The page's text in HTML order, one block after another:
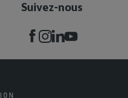
Suivez-nous